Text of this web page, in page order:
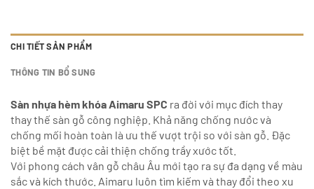
CHI TIẾT SẢN PHẨM
THÔNG TIN BỔ SUNG
Sàn nhựa hèm khóa Aimaru SPC ra đời với mục đích thay
thay thế sàn gỗ công nghiệp. Khả năng chống nước và
chống mối hoàn toàn là ưu thế vượt trội so với sàn gỗ. Đặc
biệt bề mặt được cải thiện chống trầy xước tốt.
Với phong cách vân gỗ châu Âu mới tạo ra sự đa dạng về màu
sắc và kích thước. Aimaru luôn tìm kiếm và thay đổi theo xu